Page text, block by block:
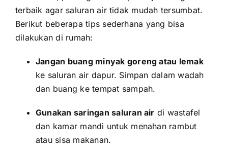
terbaik agar saluran air tidak mudah tersumbat.
Berikut beberapa tips sederhana yang bisa
dilakukan di rumah:
Jangan buang minyak goreng atau lemak
ke saluran air dapur. Simpan dalam wadah
dan buang ke tempat sampah.
Gunakan saringan saluran air di wastafel
dan kamar mandi untuk menahan rambut
atau sisa makanan.